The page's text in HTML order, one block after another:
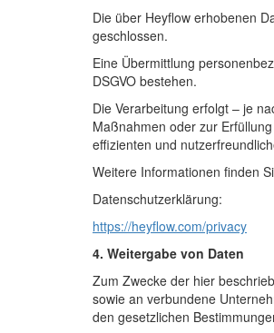
Die über Heyflow erhobenen
geschlossen.
Eine Übermittlung
DSGVO bestehen.
Die Verarbeitung erfolgt – je
Maßnahmen oder zur
effizienten und
Weitere Informationen finden
Datenschutzerklärung:
https://heyflow.com/privacy
4. Weitergabe von Daten
Zum Zwecke der hier
sowie an verbundene
den gesetzlichen